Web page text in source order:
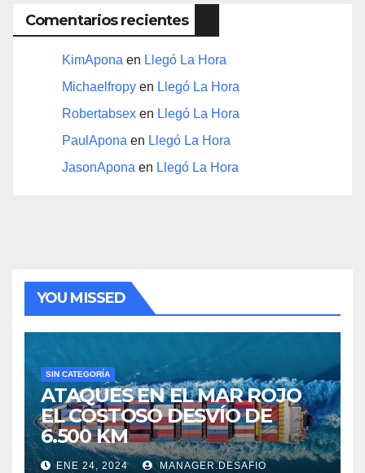
Comentarios recientes
KimApona en Llegó La Hora
Michaelfropy en Llegó La Hora
Robertabsex en Llegó La Hora
PaulApona en Llegó La Hora
JasonApona en Llegó La Hora
YOU MISSED
SIN CATEGORÍA
ATAQUES EN EL MAR ROJO
EL COSTOSO DESVÍO DE
6.500 KM
ENE 24, 2024 MANAGER.DESAFIO